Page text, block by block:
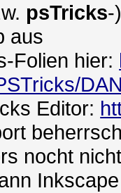
psTricks-
aus
Folien hier:
Editor:
nocht